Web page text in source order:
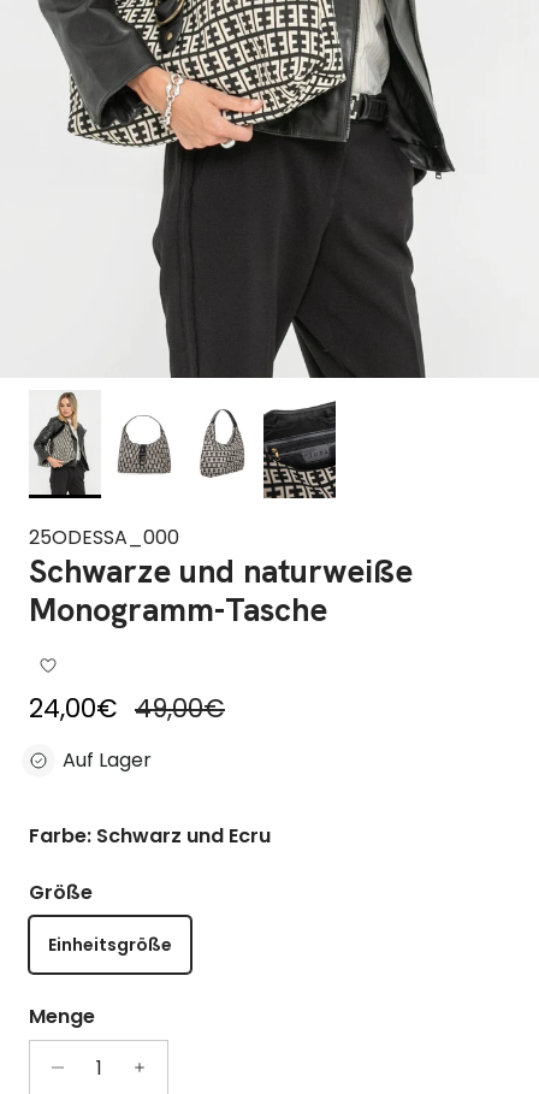
25ODESSA_000
Schwarze und naturweiße
Monogramm-Tasche
Reduzierter Preis
24,00€ Regulärer Preis
49,00€
Auf Lager
Farbe: Schwarz und Ecru
Größe
Einheitsgröße
Menge